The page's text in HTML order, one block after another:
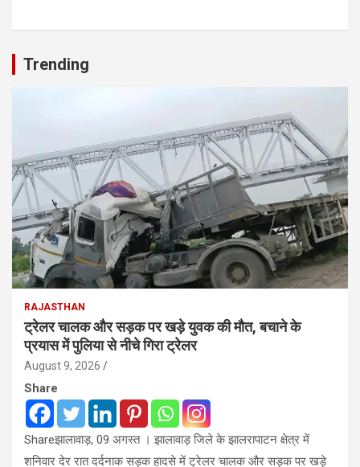
Trending
RAJASTHAN
ट्रेलर चालक और सड़क पर खड़े युवक की मौत, बचाने के
प्रयास में पुलिया से नीचे गिरा ट्रेलर
August 9, 2026
Share
Shareझालावाड़, 09 अगस्त । झालावाड़ जिले के झालरापाटन क्षेत्र में
शनिवार देर रात दर्दनाक सड़क हादसे में ट्रेलर चालक और सड़क पर खड़े